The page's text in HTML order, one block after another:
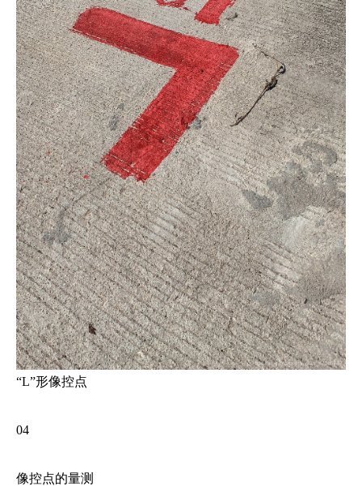
“L”形像控点
04
像控点的量测